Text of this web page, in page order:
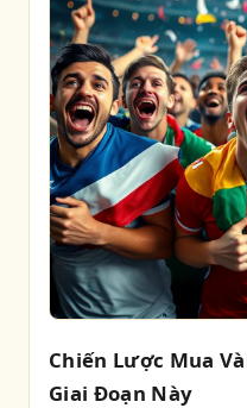
Chiến Lược Mua
Giai Đoạn Này